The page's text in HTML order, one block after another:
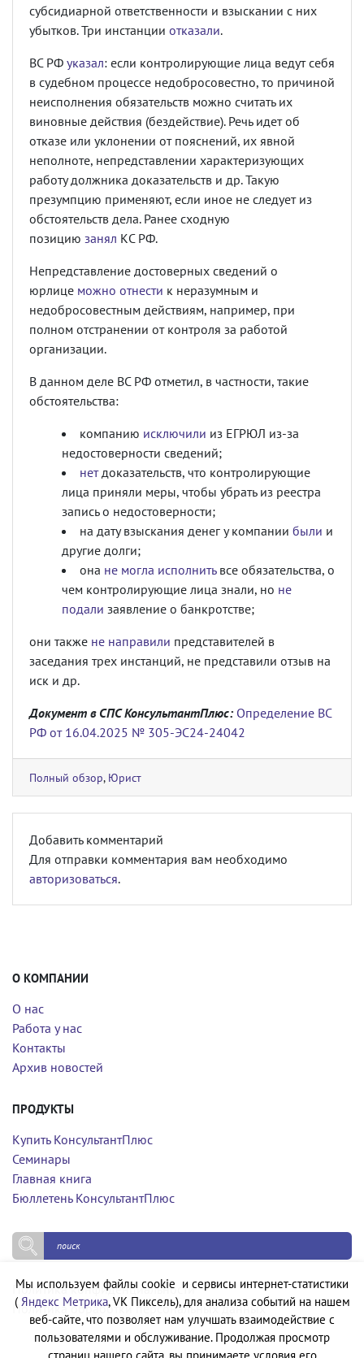
субсидиарной ответственности и взыскании с них
убытков. Три инстанции отказали.
ВС РФ указал: если контролирующие лица ведут себя
в судебном процессе недобросовестно, то причиной
неисполнения обязательств можно считать их
виновные действия (бездействие). Речь идет об
отказе или уклонении от пояснений, их явной
неполноте, непредставлении характеризующих
работу должника доказательств и др. Такую
презумпцию применяют, если иное не следует из
обстоятельств дела. Ранее сходную
позицию занял КС РФ.
Непредставление достоверных сведений о
юрлице можно отнести к неразумным и
недобросовестным действиям, например, при
полном отстранении от контроля за работой
организации.
В данном деле ВС РФ отметил, в частности, такие
обстоятельства:
компанию исключили из ЕГРЮЛ из-за
недостоверности сведений;
нетдоказательств, что контролирующие
лица приняли меры, чтобы убрать из реестра
запись о недостоверности;
на дату взыскания денег у компании были и
другие долги;
она не могла исполнитьвсе обязательства, о
чем контролирующие лица знали, но не
подали заявление о банкротстве;
они также не направили представителей в
заседания трех инстанций, не представили отзыв на
иск и др.
Документ в СПС КонсультантПлюс: Определение ВС
РФ от 16.04.2025 № 305-ЭС24-24042
Полный обзор, Юрист
Добавить комментарий
Для отправки комментария вам необходимо
авторизоваться.
О КОМПАНИИ
О нас
Работа у нас
Контакты
Архив новостей
ПРОДУКТЫ
Купить КонсультантПлюс
Семинары
Главная книга
Бюллетень КонсультантПлюс
Политика конфиденциальности
Политика обработки персональных данных
Мы используем файлы cookie и сервисы интернет-статистики
( Яндекс Метрика, VK Пиксель), для анализа событий на нашем
веб-сайте, что позволяет нам улучшать взаимодействие с
пользователями и обслуживание. Продолжая просмотр